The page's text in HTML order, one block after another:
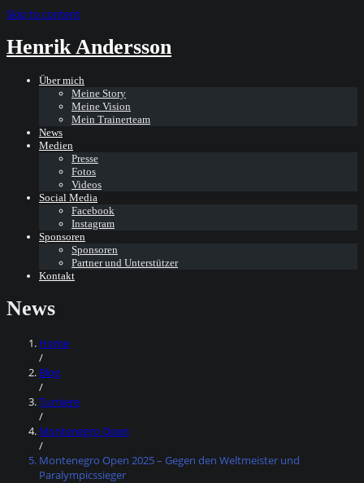
Skip to content
Henrik Andersson
Über mich
Meine Story
Meine Vision
Mein Trainerteam
News
Medien
Presse
Fotos
Videos
Social Media
Facebook
Instagram
Sponsoren
Sponsoren
Partner und Unterstützer
Kontakt
News
Home
/
Blog
/
Turniere
/
Montenegro Open
/
Montenegro Open 2025 – Gegen den Weltmeister und
Paralympicssieger